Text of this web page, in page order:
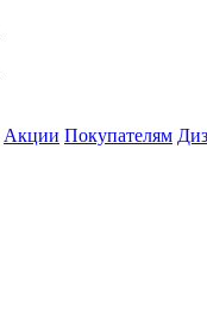
Акции Покупателям